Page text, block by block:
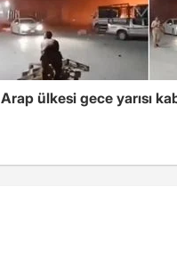
Arap ülkesi gece yarısı